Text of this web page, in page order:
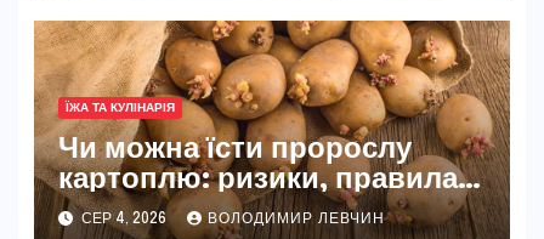
ЇЖА ТА КУЛІНАРІЯ
Чи можна їсти пророслу
картоплю: ризики, правила
та безпечні способи
СЕР 4, 2026 ВОЛОДИМИР ЛЕВЧИН